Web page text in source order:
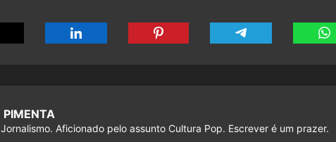
PIMENTA
Aficionado pelo assunto Cultura Pop. Escrever é um prazer.